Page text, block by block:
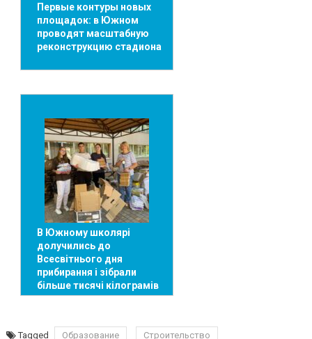
Первые контуры новых
площадок: в Южном
проводят масштабную
реконструкцию стадиона
В Южному школярі
долучились до
Всесвітнього дня
прибирання і зібрали
більше тисячі кілограмів
макулатури
Tagged Образование Строительство